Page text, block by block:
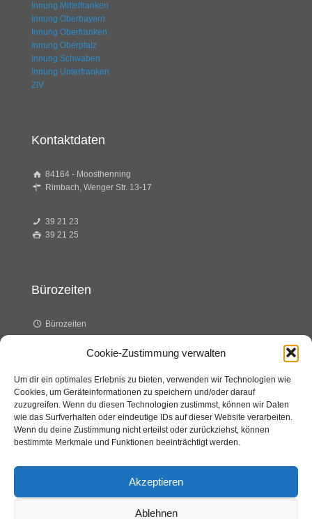
Cookie-Zustimmung verwalten
Um dir ein optimales Erlebnis zu bieten, verwenden wir Technologien wie
Cookies, um Geräteinformationen zu speichern und/oder darauf
zuzugreifen. Wenn du diesen Technologien zustimmst, können wir Daten
wie das Surfverhalten oder eindeutige IDs auf dieser Website verarbeiten.
Wenn du deine Zustimmung nicht erteilst oder zurückziehst, können
bestimmte Merkmale und Funktionen beeinträchtigt werden.
Akzeptieren
Ablehnen
Innung Mittelfranken
Innung Oberbayern
Innung Oberfranken
Innung Oberpfalz
Innung Schwaben
Innung Unterfranken
ZIV
Kontaktdaten
84164 - Moosthenning
Rimbach, Wenger Str. 13-17
39 21 23
39 21 25
Bürozeiten
Bürozeiten
Dienstag 8.00 – 14.00 Uhr
Donnerstag 8.00 – 12.00 Uhr